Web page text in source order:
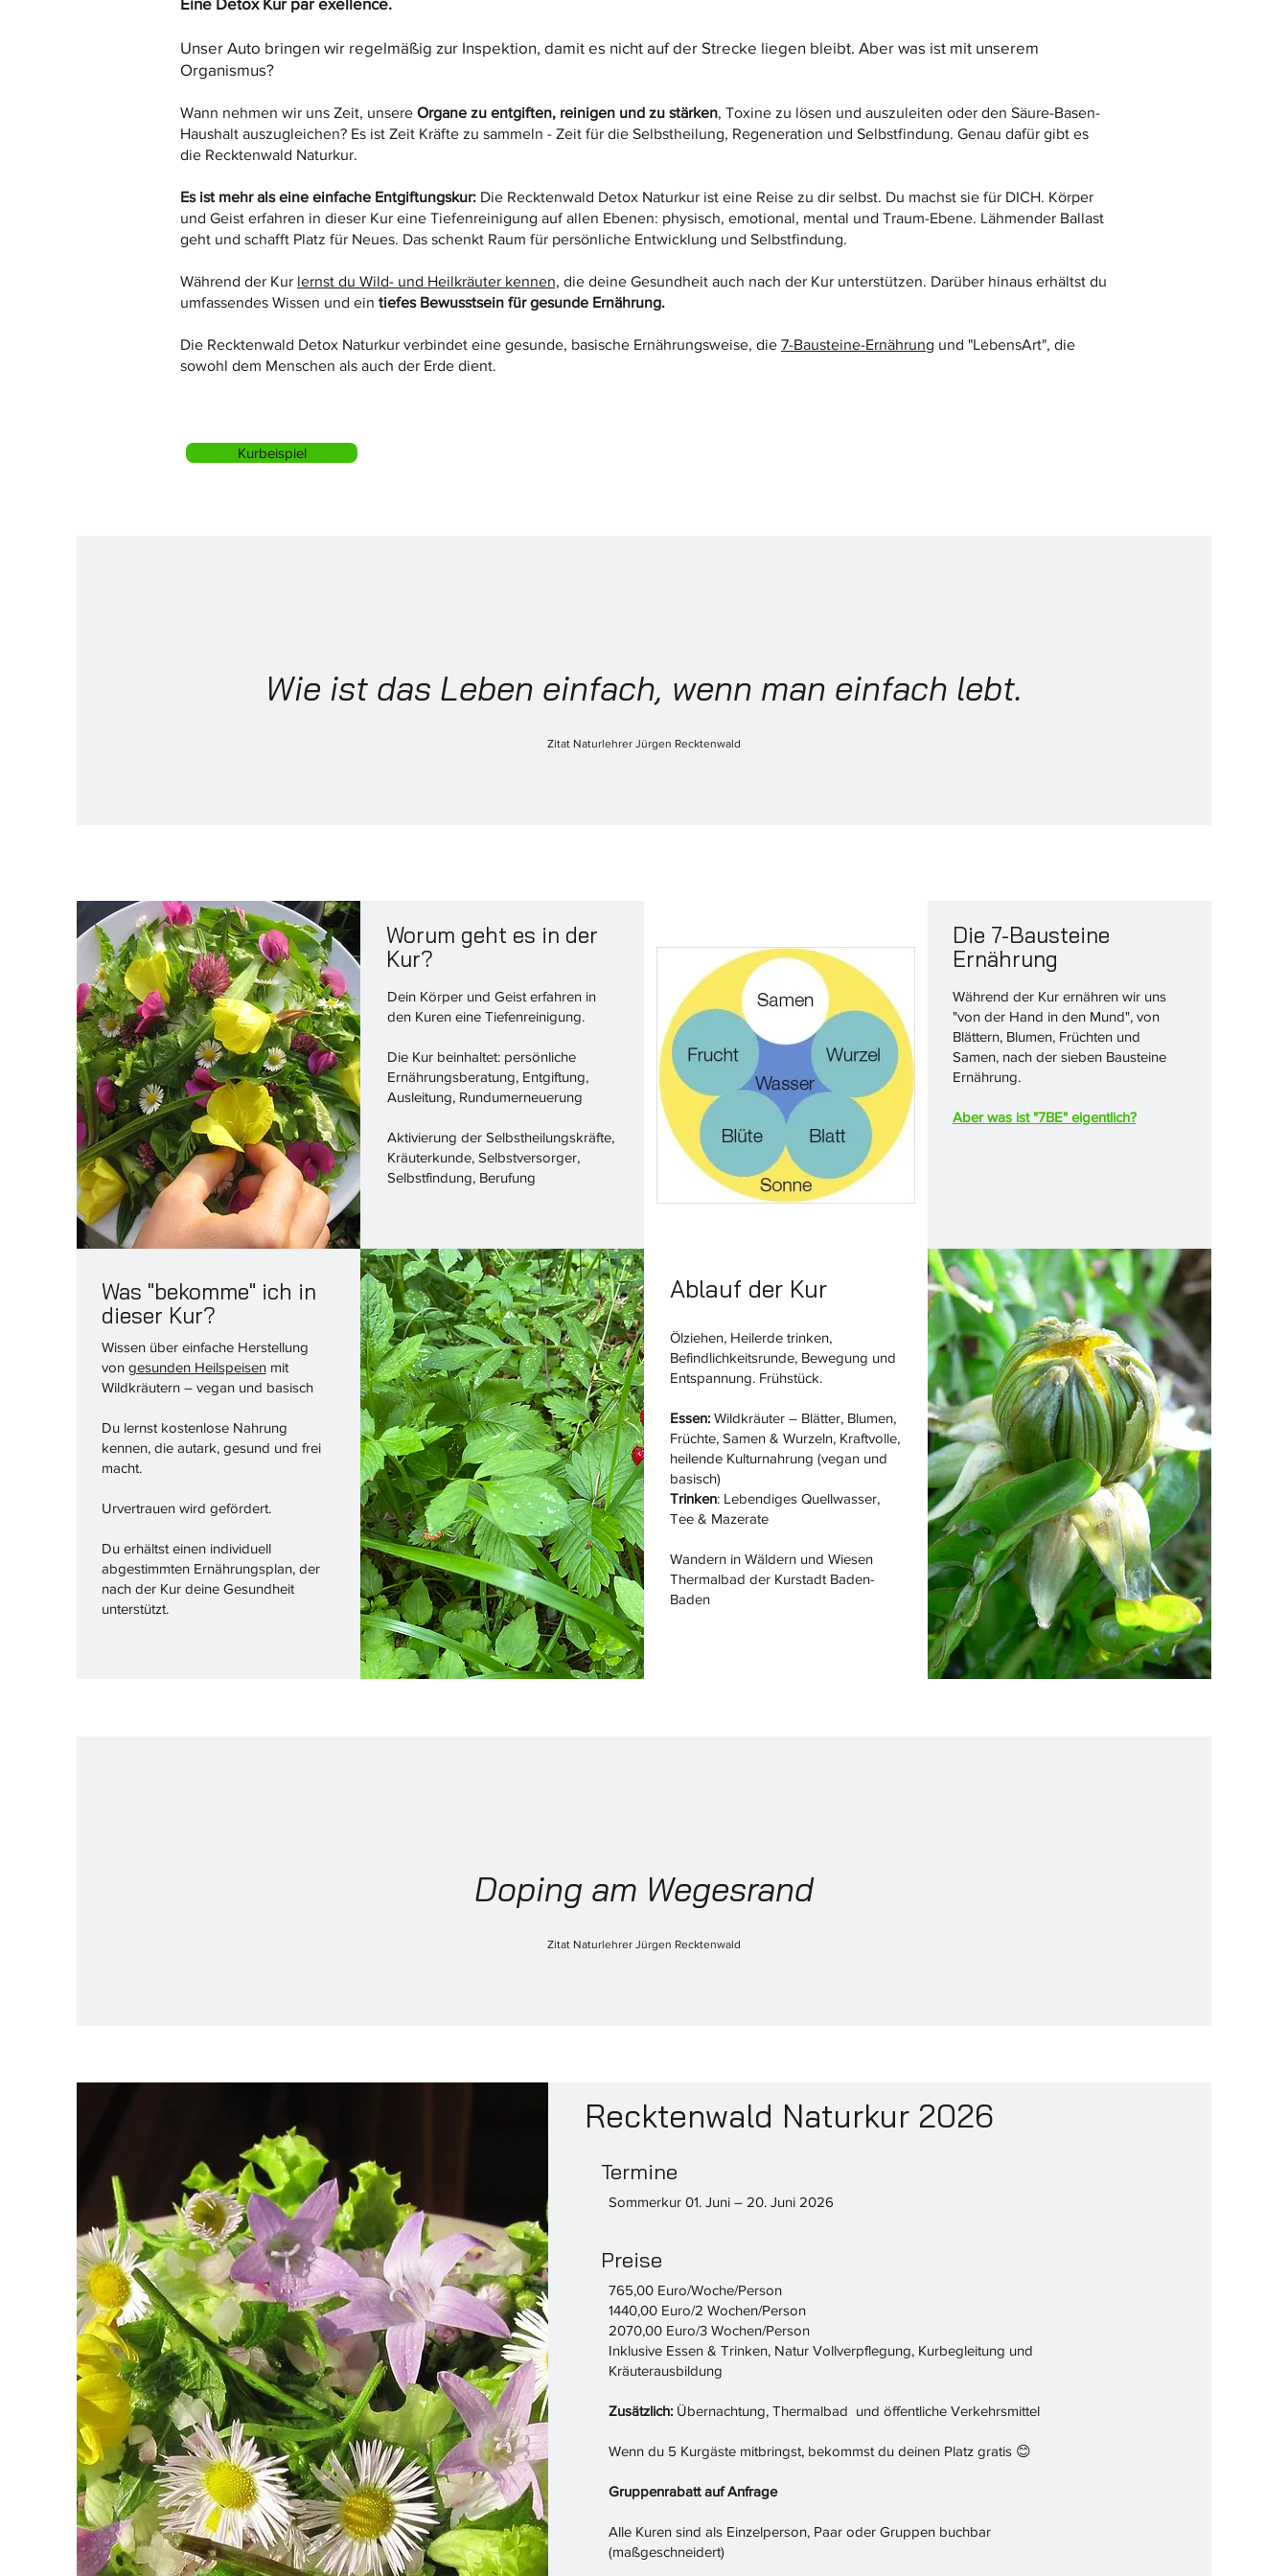
Unser Auto bringen wir regelmäßig zur Inspektion, damit es nicht auf der Strecke liegen bleibt. Aber was ist mit unserem
Organismus?
Wann nehmen wir uns Zeit, unsere Organe zu entgiften, reinigen und zu stärken, Toxine zu lösen und auszuleiten oder den Säure-Basen-
Haushalt auszugleichen? Es ist Zeit Kräfte zu sammeln - Zeit für die Selbstheilung, Regeneration und Selbstfindung. Genau dafür gibt es
die Recktenwald Naturkur.
Es ist mehr als eine einfache Entgiftungskur: Die Recktenwald Detox Naturkur ist eine Reise zu dir selbst. Du machst sie für DICH. Körper
und Geist erfahren in dieser Kur eine Tiefenreinigung auf allen Ebenen: physisch, emotional, mental und Traum-Ebene. Lähmender Ballast
geht und schafft Platz für Neues. Das schenkt Raum für persönliche Entwicklung und Selbstfindung.
Während der Kur lernst du Wild- und Heilkräuter kennen, die deine Gesundheit auch nach der Kur unterstützen. Darüber hinaus erhältst du
umfassendes Wissen und ein tiefes Bewusstsein für gesunde Ernährung.
Die Recktenwald Detox Naturkur verbindet eine gesunde, basische Ernährungsweise, die 7-Bausteine-Ernährung und "LebensArt", die
sowohl dem Menschen als auch der Erde dient.
Kurbeispiel
Wie ist das Leben einfach, wenn man einfach lebt.
Zitat Naturlehrer Jürgen Recktenwald
Worum geht es in der
Kur?
Dein Körper und Geist erfahren in
den Kuren eine Tiefenreinigung.
Die Kur beinhaltet: persönliche
Ernährungsberatung, Entgiftung,
Ausleitung, Rundumerneuerung
Aktivierung der Selbstheilungskräfte,
Kräuterkunde, Selbstversorger,
Selbstfindung, Berufung
Die 7-Bausteine
Ernährung
Während der Kur ernähren wir uns
"von der Hand in den Mund", von
Blättern, Blumen, Früchten und
Samen, nach der sieben Bausteine
Ernährung.
Aber was ist "7BE" eigentlich?
Was "bekomme" ich in
dieser Kur?
Wissen über einfache Herstellung
von gesunden Heilspeisenmit
Wildkräutern – vegan und basisch
Du lernst kostenlose Nahrung
kennen, die autark, gesund und frei
macht.
Urvertrauen wird gefördert.
Du erhältst einen individuell
abgestimmten Ernährungsplan, der
nach der Kur deine Gesundheit
unterstützt.
Ablauf der Kur
Ölziehen, Heilerde trinken,
Befindlichkeitsrunde, Bewegung und
Entspannung. Frühstück.
Essen: Wildkräuter – Blätter, Blumen,
Früchte, Samen & Wurzeln, Kraftvolle,
heilende Kulturnahrung (vegan und
basisch)
Trinken: Lebendiges Quellwasser,
Tee & Mazerate
Wandern in Wäldern und Wiesen
Thermalbad der Kurstadt Baden-
Baden
Doping am Wegesrand
Zitat Naturlehrer Jürgen Recktenwald
Recktenwald Naturkur 2026
Termine
Sommerkur 01. Juni – 20. Juni 2026
Preise
765,00 Euro/Woche/Person
1440,00 Euro/2 Wochen/Person
​2070,00 Euro/3 Wochen/Person
Inklusive Essen & Trinken, Natur Vollverpflegung, Kurbegleitung und
Kräuterausbildung
Zusätzlich: Übernachtung, Thermalbad und öffentliche Verkehrsmittel
Wenn du 5 Kurgäste mitbringst, bekommst du deinen Platz gratis 😊
Gruppenrabatt auf Anfrage
Alle Kuren sind als Einzelperson, Paar oder Gruppen buchbar
(maßgeschneidert)